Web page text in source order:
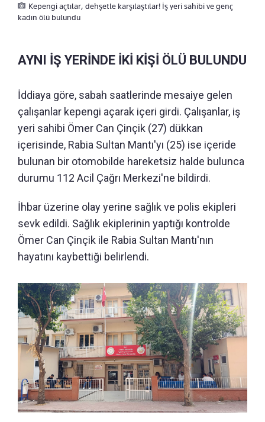
Kepengi açtılar, dehşetle karşılaştılar! İş yeri sahibi ve genç
kadın ölü bulundu
AYNI İŞ YERİNDE İKİ KİŞİ ÖLÜ BULUNDU
İddiaya göre, sabah saatlerinde mesaiye gelen
çalışanlar kepengi açarak içeri girdi. Çalışanlar, iş
yeri sahibi Ömer Can Çinçik (27) dükkan
içerisinde, Rabia Sultan Mantı'yı (25) ise içeride
bulunan bir otomobilde hareketsiz halde bulunca
durumu 112 Acil Çağrı Merkezi'ne bildirdi.
İhbar üzerine olay yerine sağlık ve polis ekipleri
sevk edildi. Sağlık ekiplerinin yaptığı kontrolde
Ömer Can Çinçik ile Rabia Sultan Mantı'nın
hayatını kaybettiği belirlendi.